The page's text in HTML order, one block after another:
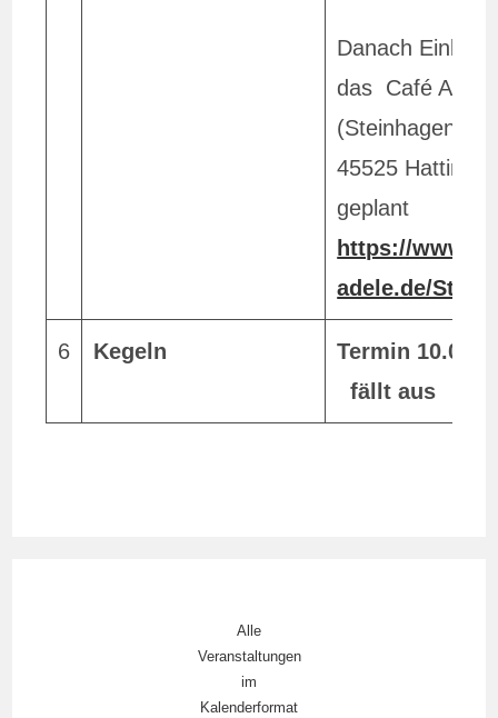
Danach
das Café Adele
(Steinhagen 1,
45525
geplant
https://
adele.de/
6 Kegeln
Termin
fällt aus
Alle
Veranstaltungen
im
Kalenderformat